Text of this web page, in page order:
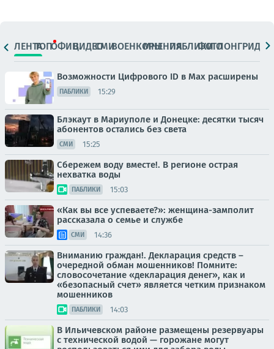
ЛЕНТАТОПОФИЦ.ВИДЕОСМИВОЕНКОРЫМНЕНИЯПАБЛИКИ
ФОТОЛОНГРИДЫ
Возможности Цифрового ID в Мах расширены
ПАБЛИКИ 15:29
Блэкаут в Мариуполе и Донецке: десятки тысяч
абонентов остались без света
СМИ 15:25
Сбережем воду вместе!. В регионе острая
нехватка воды
ПАБЛИКИ 15:03
«Как вы все успеваете?»: женщина-замполит
рассказала о семье и службе
СМИ 14:36
Вниманию граждан!. Декларация средств –
очередной обман мошенников! Помните:
словосочетание «декларация денег», как и
«безопасный счет» является четким признаком
мошенников
ПАБЛИКИ 14:03
В Ильичевском районе размещены резервуары
с технической водой — горожане могут